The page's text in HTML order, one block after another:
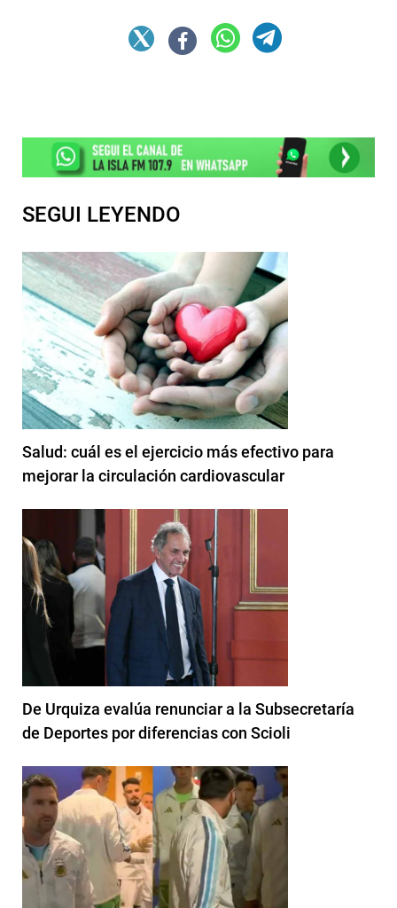
SEGUI LEYENDO
Salud: cuál es el ejercicio más efectivo para
mejorar la circulación cardiovascular
De Urquiza evalúa renunciar a la Subsecretaría
de Deportes por diferencias con Scioli